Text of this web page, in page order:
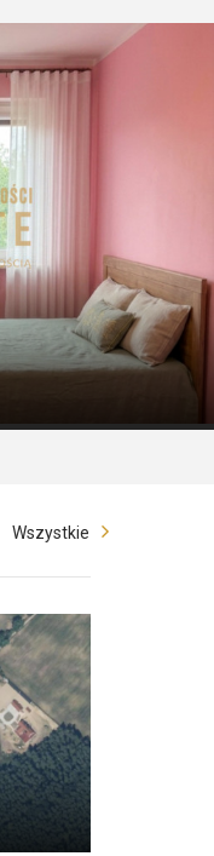
Wszystkie